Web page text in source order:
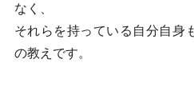
なく、
それらを持っている自分自身
の教えです。